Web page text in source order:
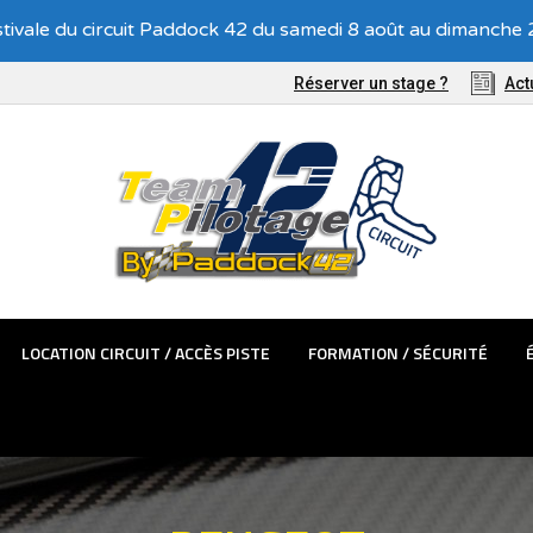
Réserver un stage ?
LOCATION CIRCUIT / ACCÈS PISTE FORMATION / SÉCURITÉ
Recevez nos offres exclusives !
du circuit Paddock 42 du samedi 8 août au dimanche
PASSAGER LOCATION CIRCUIT / ACCÈS PISTE